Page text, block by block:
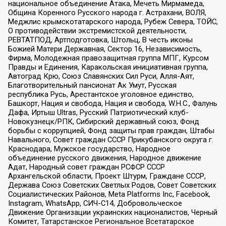
национальное объединение Атака, Мечеть Мирмамеда,
Община Коренного Русского народа г. Астрахани, ВОЛЯ,
Меджлис крымскотатарского народа, Рубеж Севера, ТОЙС,
О противодействии экстремистской деятельности,
РЕВТАТПОД, Артподготовка, Штольц, В честь иконы
Божией Матери Державная, Сектор 16, Независимость,
Фирма, Молодежная правозащитная группа МПГ, Курсом
Правды и Единения, Каракольская инициативная группа,
Автоград Крю, Союз Славянских Сил Руси, Алля-Аят,
Благотворительный пансионат Ак Умут, Русская
республика Русь, Арестантское уголовное единство,
Башкорт, Нация и свобода, Нация и свобода, W.H.С., Фалунь
Дафа, Иртыш Ultras, Русский Патриотический клуб-
Новокузнецк/РПК, Сибирский державный союз, Фонд
борьбы с коррупцией, Фонд защиты прав граждан, Штабы
Навального, Совет граждан СССР Прикубанского округа г.
Краснодара, Мужское государство, Народное
объединение русского движения, Народное движение
Адат, Народный совет граждан РСФСР СССР
Архангельской области, Проект Штурм, Граждане СССР,
Держава Союз Советских Светлых Родов, Совет Советских
Социалистических Районов, Meta Platforms Inc, Facebook,
Instagram, WhatsApp, СИЧ-С14, Добровольческое
Движение Организации украинских националистов, Черный
Комитет, Татарстанское Региональное Всетатарское